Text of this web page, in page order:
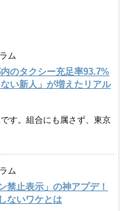
ム
のタクシー充足率93.7%
い新人」が増えたリアル
す。組合にも属さず、東京
ム
禁止表示」の神アプデ！
ないワケとは